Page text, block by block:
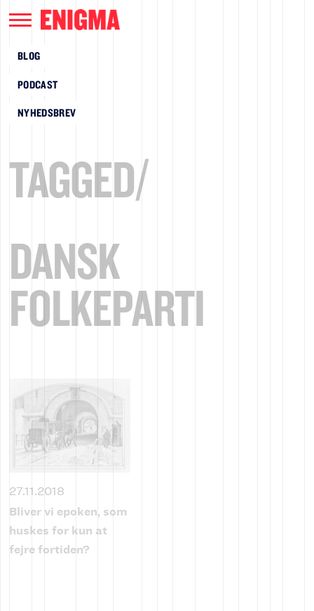
BLOG
PODCAST
NYHEDSBREV
TAGGED/
DANSK
FOLKEPARTI
27.11.2018
Bliver vi epoken, som
huskes for kun at
fejre fortiden?